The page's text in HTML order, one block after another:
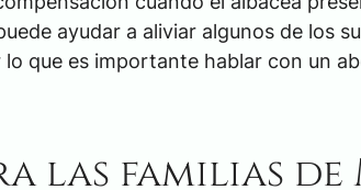
ayudar a aliviar algunos de los
que es importante hablar con un
las familias de